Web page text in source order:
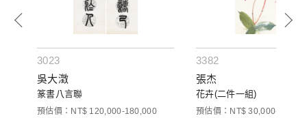
3023
吳大澂
篆書八言聯
預估價：NT$ 120,000-180,000
3382
張杰
花卉(二件一組)
預估價：NT$ 30,000-50,000